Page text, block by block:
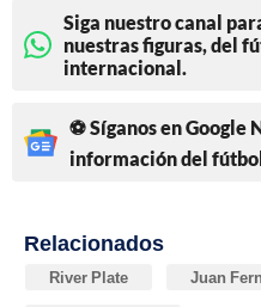
Siga nuestro canal
nuestras figuras, del
internacional.
⚽ Síganos en Google
información del
Relacionados
River Plate Juan